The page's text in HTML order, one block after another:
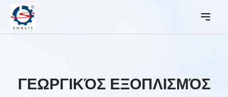
ΓΕΩΡΓΙΚΌΣ ΕΞΟΠΛΙΣΜΌΣ